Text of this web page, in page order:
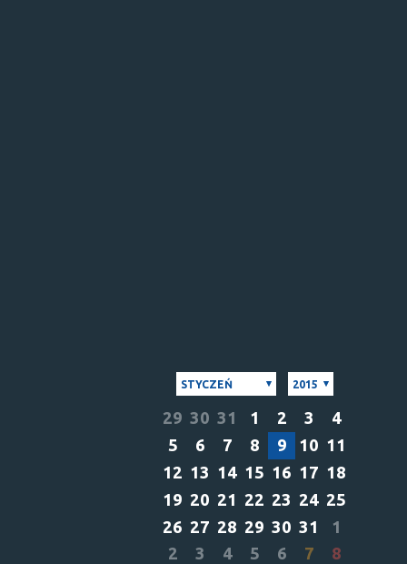
STYCZEŃ 2015
29 30 31 1 2 3
4
5
6 7 8 9 10 11
12 13 14 15 16 17 18
19 20 21 22 23 24 25
26 27 28 29 30 31
1
2
3 4 5 6 7 8